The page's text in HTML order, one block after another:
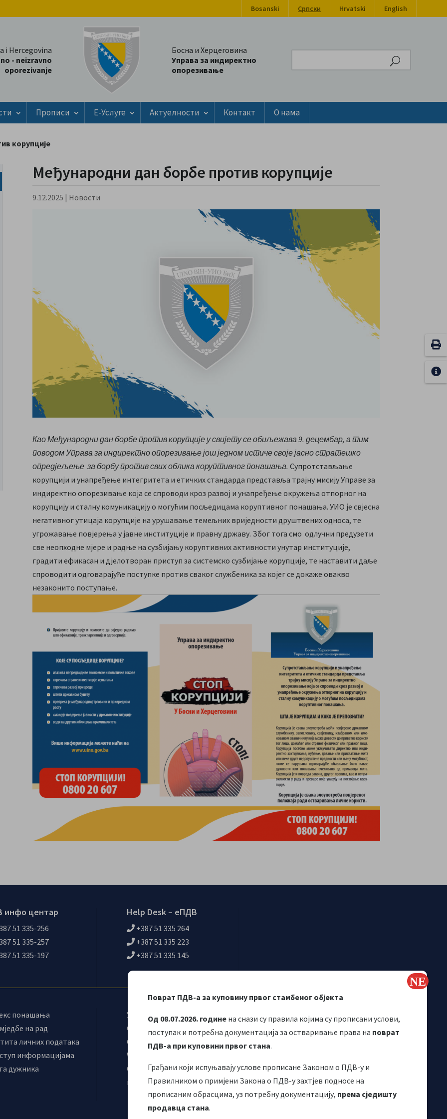
Поврат ПДВ-а за куповину првог стамбеног објекта
Од 08.07.2026. године на снази су правила којима су прописани услови,
поступак и потребна документација за остваривање права на поврат
ПДВ-а при куповини првог стана.
Грађани који испуњавају услове прописане Законом о ПДВ-у и
Правилником о примјени Закона о ПДВ-у захтјев подносе на
прописаним обрасцима, уз потребну документацију, према сједишту
продавца стана.
Bosanski Српски Hrvatski English
i Hercegovina
- neizravno
oporezivanje
Босна и Херцеговина
Управа за индиректно
опорезивање
Прописи Е-Услуге Актуелности Контакт О нама
корупције
Међународни дан борбе против корупције
9.12.2025 | Новости
Као Међународни дан борбе против корупције у свијету се обиљежава 9. децембар, а тим
поводом Управа за индиректно опорезивање још једном истиче своје јасно стратешко
опредјељење за борбу против свих облика коруптивног понашања. Супротстављање
корупцији и унапређење интегритета и етичких стандарда представља трајну мисију Управе за
индиректно опорезивање која се спроводи кроз развој и унапређење окружења отпорног на
корупцију и сталну комуникацију о могућим посљедицама коруптивног понашања. УИО је свјесна
негативног утицаја корупције на урушавање темељних вриједности друштвених односа, те
угрожавање повјерења у јавне институције и правну државу. Због тога смо одлучни предузети
све неопходне мјере и радње на сузбијању коруптивних активности унутар институције,
градити ефикасан и дјелотворан приступ за системско сузбијање корупције, те наставити даље
спроводити одговарајуће поступке против сваког службеника за којег се докаже овакво
незаконито поступање.
инфо центар
51 335-256
51 335-257
51 335-197
Help Desk – еПДВ
+387 51 335 264
+387 51 335 223
+387 51 335 145
понашања
на рад
личних података
информацијама
дужника
Управни одбор
Синдикат УИО
Самостални синдикат УИО
Webmail
Одјељење за
макроекономску анализу
Корисни линкови